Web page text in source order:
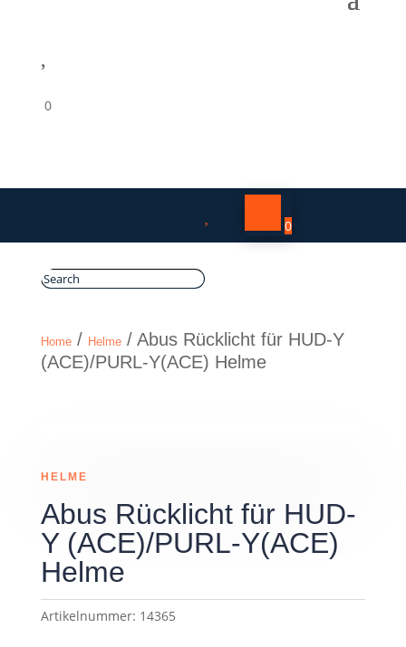
0
0
Home/ Helme/ Abus Rücklicht für HUD-Y
(ACE)/PURL-Y(ACE) Helme
HELME
Abus Rücklicht für HUD-
Y (ACE)/PURL-Y(ACE)
Helme
Artikelnummer: 14365